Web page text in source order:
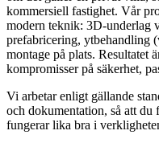
kommersiell fastighet. Vår
modern teknik: 3D-underlag
prefabricering, ytbehandling
montage på plats. Resultatet
kompromisser på säkerhet,
Vi arbetar enligt gällande
och dokumentation, så att du
fungerar lika bra i